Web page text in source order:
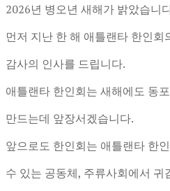
2026년 병오년 새해가 밝았습니
먼저 지난 한 해 애틀랜타 한인
감사의 인사를 드립니다.
애틀랜타 한인회는 새해에도 동
만드는데 앞장서겠습니다.
앞으로도 한인회는 애틀랜타 한
수 있는 공동체, 주류사회에서